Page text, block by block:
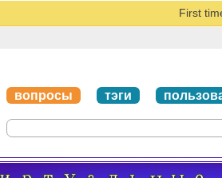
First
вопросы тэги